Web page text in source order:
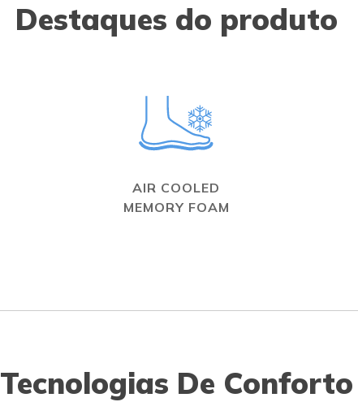
Destaques do produto
AIR COOLED
MEMORY FOAM
Tecnologias De Conforto